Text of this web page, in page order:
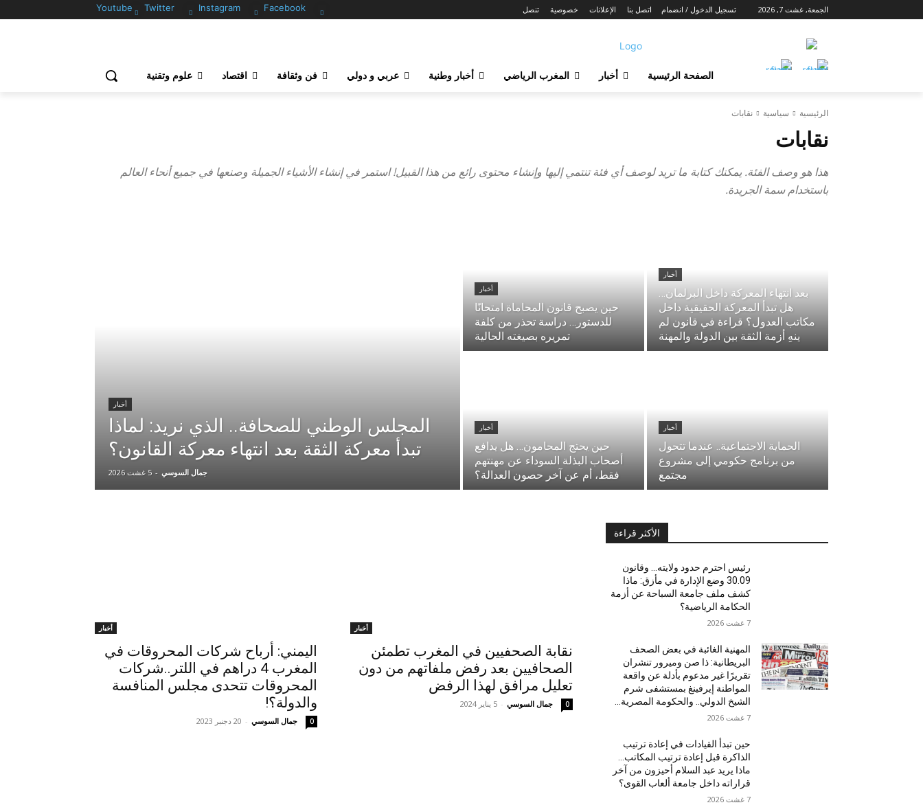
Facebook
Instagram
Twitter
Youtube الجمعة, غشت 7, 2026 تسجيل الدخول / انضمام تنصل خصوصية الإعلانات اتصل بنا
الصفحة الرئيسية أخبار المغرب الرياضي أخبار وطنية عربي و دولي فن وثقافة اقتصاد علوم وتقنية
الرئيسية سياسية نقابات
نقابات
هذا هو وصف الفئة. يمكنك كتابة ما تريد لوصف أي فئة تنتمي إليها وإنشاء محتوى رائع من هذا القبيل! استمر في إنشاء الأشياء الجميلة وصنعها في جميع أنحاء العالم
باستخدام سمة الجريدة.
أخبار
المجلس الوطني للصحافة.. الذي نريد: لماذا
تبدأ معركة الثقة بعد انتهاء معركة القانون؟
جمال السوسي - 5 غشت 2026
أخبار
حين يصبح قانون المحاماة امتحانًا
للدستور… دراسة تحذر من كلفة
تمريره بصيغته الحالية
أخبار
بعد انتهاء المعركة داخل البرلمان…
هل تبدأ المعركة الحقيقية داخل
مكاتب العدول؟ قراءة في قانون لم
ينهِ أزمة الثقة بين الدولة والمهنة
أخبار
حين يحتج المحامون… هل يدافع
أصحاب البذلة السوداء عن مهنتهم
فقط، أم عن آخر حصون العدالة؟
أخبار
الحماية الاجتماعية.. عندما تتحول
من برنامج حكومي إلى مشروع
مجتمع
أخبار
نقابة الصحفيين في المغرب تطمئن
الصحافيين بعد رفض ملفاتهم من دون
تعليل مرافق لهذا الرفض
جمال السوسي - 5 يناير 2024 0
أخبار
اليمني: أرباح شركات المحروقات في
المغرب 4 دراهم في اللتر..شركات
المحروقات تتحدى مجلس المنافسة
والدولة؟!
جمال السوسي - 20 دجنبر 2023 0
الأكثر قراءة
رئيس احترم حدود ولايته… وقانون
30.09 وضع الإدارة في مأزق: ماذا
كشف ملف جامعة السباحة عن أزمة
الحكامة الرياضية؟
7 غشت 2026
المهنية الغائبة في بعض الصحف
البريطانية: ذا صن وميرور تنشران
تقريرًا غير مدعوم بأدلة عن واقعة
المواطنة إيرفينغ بمستشفى شرم
الشيخ الدولي.. والحكومة المصرية...
7 غشت 2026
حين تبدأ القيادات في إعادة ترتيب
الذاكرة قبل إعادة ترتيب المكاتب…
ماذا يريد عبد السلام أحيزون من آخر
قراراته داخل جامعة ألعاب القوى؟
7 غشت 2026